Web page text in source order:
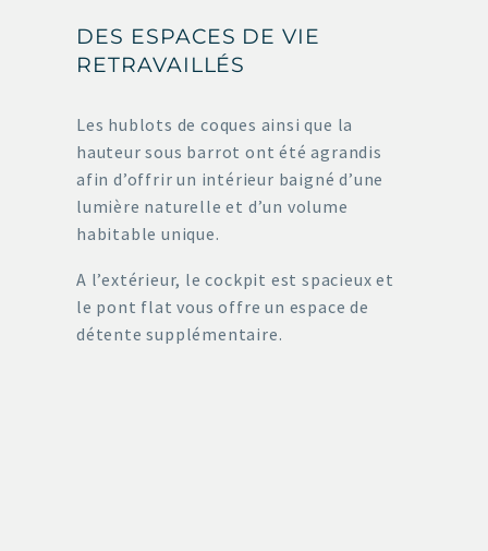
DES ESPACES DE VIE
RETRAVAILLÉS
Les hublots de coques ainsi que la
hauteur sous barrot ont été agrandis
afin d’offrir un intérieur baigné d’une
lumière naturelle et d’un volume
habitable unique.
A l’extérieur, le cockpit est spacieux et
le pont flat vous offre un espace de
détente supplémentaire.